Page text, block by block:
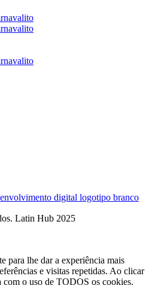
Latin Hub 2025
para lhe dar a experiência mais
e visitas repetidas. Ao clicar
o uso de TODOS os cookies.